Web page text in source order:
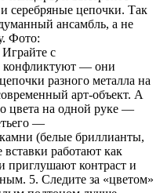
серебряные цепочки. Так
ансамбль, а не
Фото:
с
конфликтуют — они
разного металла на
арт-объект. А
цвета на одной руке —
—
(белые бриллианты,
работают как
приглушают контраст и
5. Следите за «цветом»